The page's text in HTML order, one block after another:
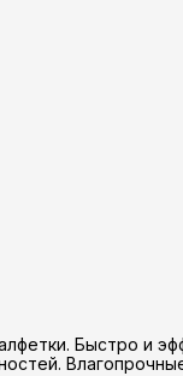
Быстро и